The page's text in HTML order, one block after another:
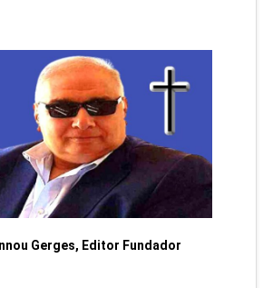
Gerges, Editor Fundador